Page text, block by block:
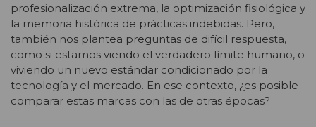
profesionalización extrema, la optimización fisiológica y
la memoria histórica de prácticas indebidas. Pero,
también nos plantea preguntas de difícil respuesta,
como si estamos viendo el verdadero límite humano, o
viviendo un nuevo estándar condicionado por la
tecnología y el mercado. En ese contexto, ¿es posible
comparar estas marcas con las de otras épocas?